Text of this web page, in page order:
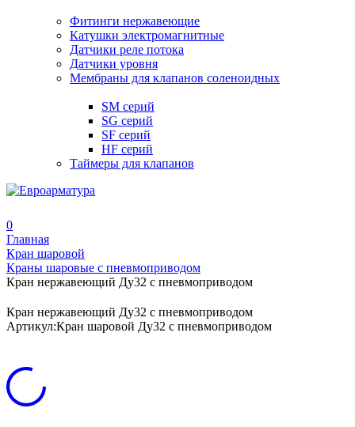
Фитинги нержавеющие
Катушки электромагнитные
Датчики реле потока
Датчики уровня
Мембраны для клапанов соленоидных
SM серий
SG серий
SF серий
HF серий
Таймеры для клапанов
0
Главная
Кран шаровой
Краны шаровые с пневмоприводом
Кран нержавеющий Ду32 с пневмоприводом
Кран нержавеющий Ду32 с пневмоприводом
Артикул:Кран шаровой Ду32 с пневмоприводом